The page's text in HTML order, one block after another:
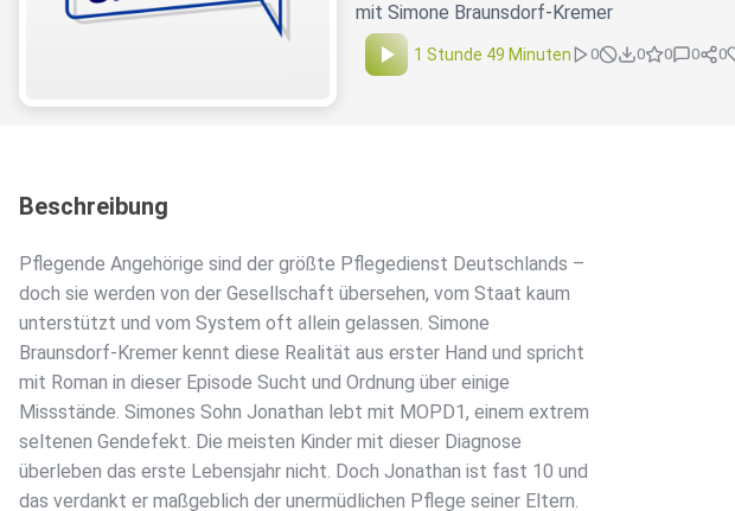
mit Simone Braunsdorf-Kremer
1 Stunde 49 Minuten 0 0 0 0 0
Beschreibung
Pflegende Angehörige sind der größte Pflegedienst Deutschlands –
doch sie werden von der Gesellschaft übersehen, vom Staat kaum
unterstützt und vom System oft allein gelassen. Simone
Braunsdorf-Kremer kennt diese Realität aus erster Hand und spricht
mit Roman in dieser Episode Sucht und Ordnung über einige
Missstände. Simones Sohn Jonathan lebt mit MOPD1, einem extrem
seltenen Gendefekt. Die meisten Kinder mit dieser Diagnose
überleben das erste Lebensjahr nicht. Doch Jonathan ist fast 10 und
das verdankt er maßgeblich der unermüdlichen Pflege seiner Eltern.